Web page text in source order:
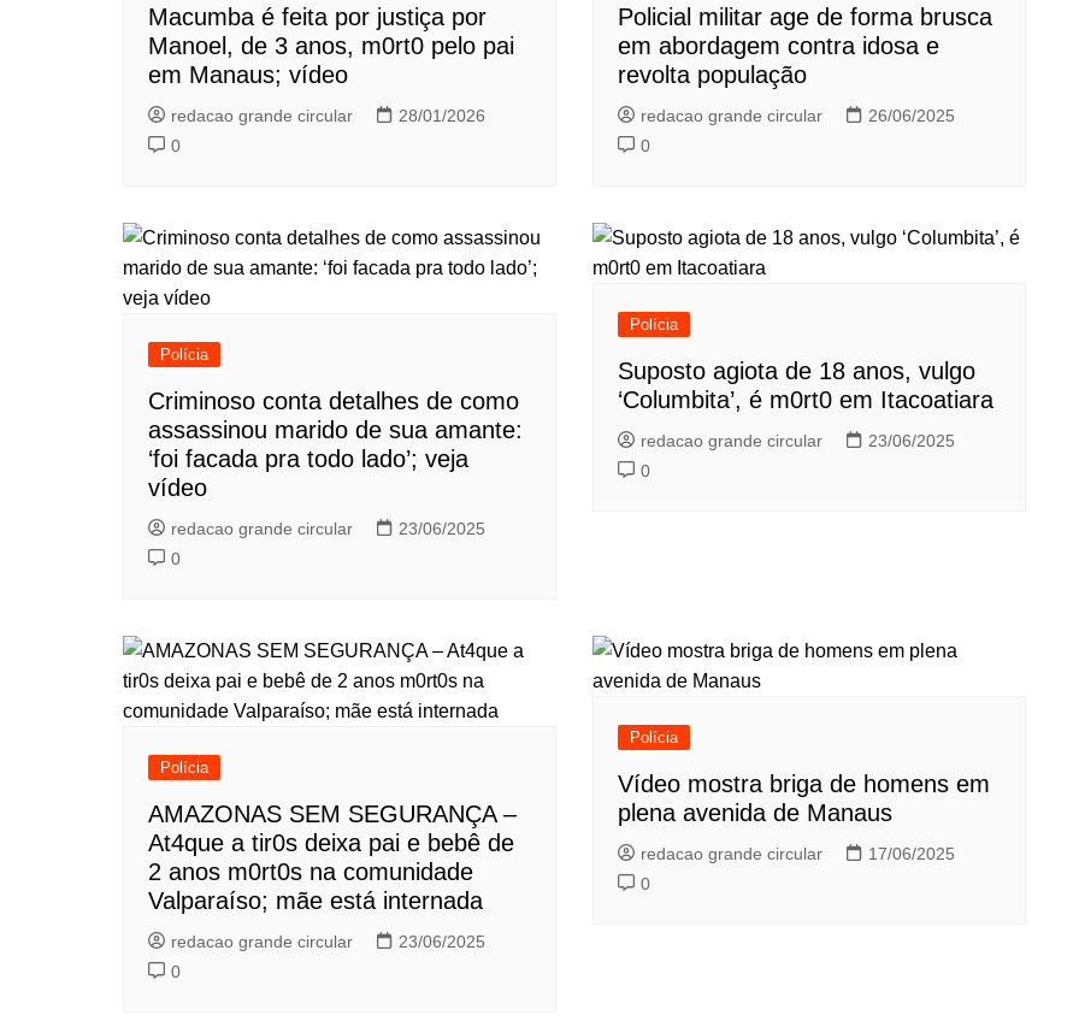
Macumba é feita por justiça por
Manoel, de 3 anos, m0rt0 pelo pai
em Manaus; vídeo
redacao grande circular
28/01/2026
0
Policial militar age de forma brusca
em abordagem contra idosa e
revolta população
redacao grande circular
26/06/2025
0
Polícia
Criminoso conta detalhes de como
assassinou marido de sua amante:
‘foi facada pra todo lado’; veja
vídeo
redacao grande circular
23/06/2025
0
Polícia
Suposto agiota de 18 anos, vulgo
‘Columbita’, é m0rt0 em Itacoatiara
redacao grande circular
23/06/2025
0
Polícia
AMAZONAS SEM SEGURANÇA –
At4que a tir0s deixa pai e bebê de
2 anos m0rt0s na comunidade
Valparaíso; mãe está internada
redacao grande circular
23/06/2025
0
Polícia
Vídeo mostra briga de homens em
plena avenida de Manaus
redacao grande circular
17/06/2025
0